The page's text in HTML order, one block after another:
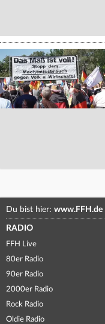
Du bist hier: www.FFH.de
RADIO
FFH Live
80er Radio
90er Radio
2000er Radio
Rock Radio
Oldie Radio